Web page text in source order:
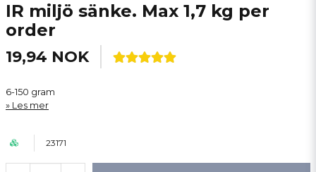
IR miljö sänke. Max 1,7 kg per
order
19,94 NOK
6-150 gram
Les mer
23171